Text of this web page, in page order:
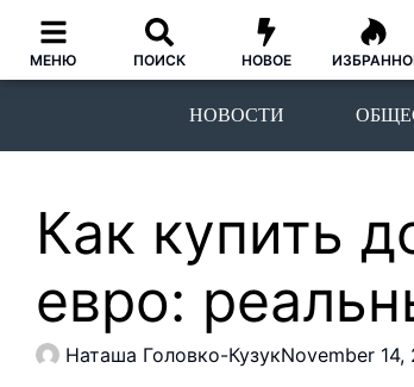
МЕНЮ ПОИСК НОВОЕ
НОВОСТИ
Как купить
евро:
Наташа Головко-КузукNovember 14,